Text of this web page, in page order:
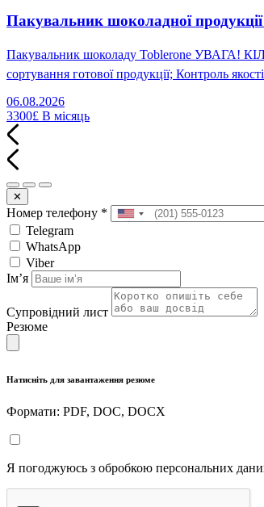
Пакувальник шоколадної
Пакувальник шоколаду Toblerone УВАГА!
сортування готової продукції; Контроль
06.08.2026
3300£ В місяць
✕
Номер телефону *
Telegram
WhatsApp
Viber
Імʼя
Супровідний лист
Резюме
Натисніть для завантаження резюме
Формати: PDF, DOC, DOCX
Я погоджуюсь з обробкою персональних